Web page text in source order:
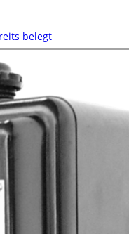
belegt